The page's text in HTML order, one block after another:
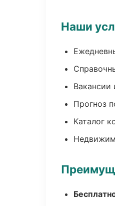
Наши
Прогноз
Каталог